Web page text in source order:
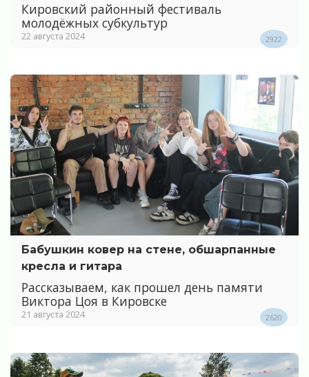
Кировский районный фестиваль
молодёжных субкультур
22 августа 2024 2922
Бабушкин ковер на стене, обшарпанные
кресла и гитара
Рассказываем, как прошел день памяти
Виктора Цоя в Кировске
21 августа 2024 2620